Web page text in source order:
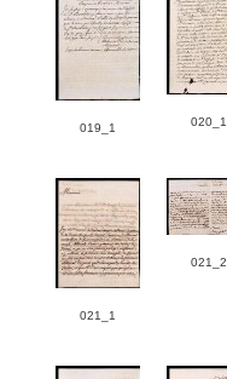
019_1 020_1
021_1
021_2